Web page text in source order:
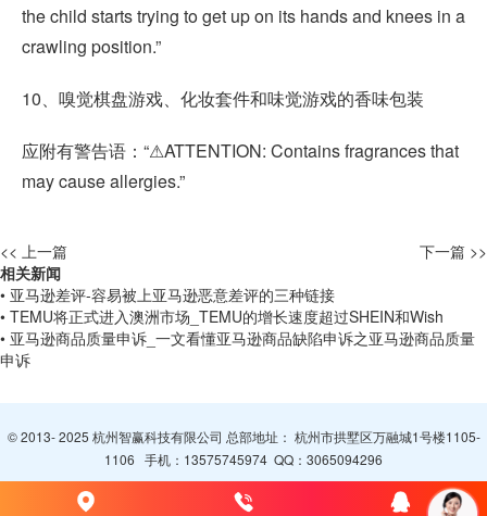
the child starts trying to get up on its hands and knees in a
crawling position.”
10、嗅觉棋盘游戏、化妆套件和味觉游戏的香味包装
应附有警告语：“⚠ATTENTION: Contains fragrances that
may cause allergies.”
<< 上一篇
下一篇 >>
相关新闻
• 亚马逊差评-容易被上亚马逊恶意差评的三种链接
• TEMU将正式进入澳洲市场_TEMU的增长速度超过SHEIN和Wish
• 亚马逊商品质量申诉_一文看懂亚马逊商品缺陷申诉之亚马逊商品质量
申诉
© 2013- 2025 杭州智赢科技有限公司 总部地址： 杭州市拱墅区万融城1号楼1105-
1106 手机： 13575745974 QQ： 3065094296